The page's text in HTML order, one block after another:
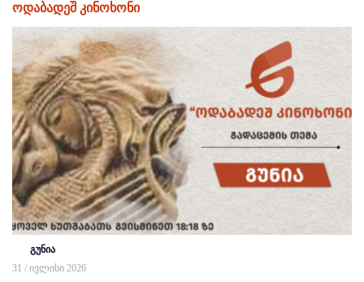
ოდაბადეშ კინოხონი
გუნია
31 / ივლისი 2026